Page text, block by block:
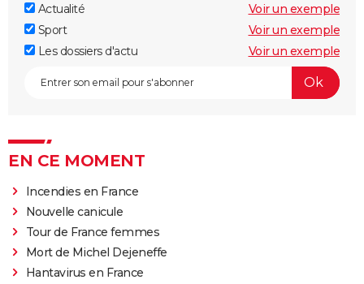
Actualité
Voir un exemple
Sport
Voir un exemple
Les dossiers d'actu
Voir un exemple
EN CE MOMENT
Incendies en France
Nouvelle canicule
Tour de France femmes
Mort de Michel Dejeneffe
Hantavirus en France